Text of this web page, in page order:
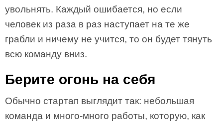
увольнять. Каждый ошибается, но если
человек из раза в раз наступает на те же
грабли и ничему не учится, то он будет тянуть
всю команду вниз.
Берите огонь на себя
Обычно стартап выглядит так: небольшая
команда и много-много работы, которую, как